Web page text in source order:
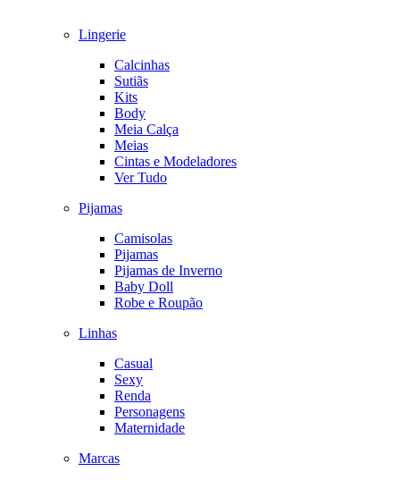
Lingerie
Calcinhas
Sutiãs
Kits
Body
Meia Calça
Meias
Cintas e Modeladores
Ver Tudo
Pijamas
Camisolas
Pijamas
Pijamas de Inverno
Baby Doll
Robe e Roupão
Linhas
Casual
Sexy
Renda
Personagens
Maternidade
Marcas